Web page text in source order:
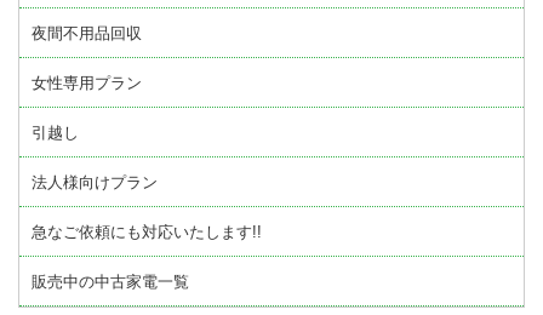
夜間不用品回収
女性専用プラン
引越し
法人様向けプラン
急なご依頼にも対応いたします!!
販売中の中古家電一覧